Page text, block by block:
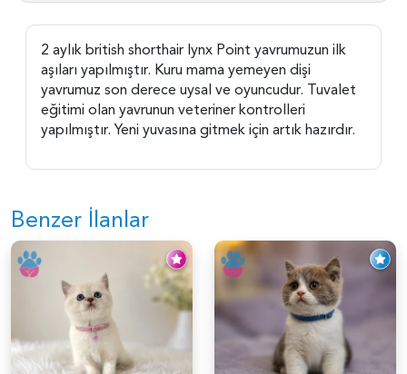
2 aylık british shorthair lynx Point yavrumuzun ilk
aşıları yapılmıştır. Kuru mama yemeyen dişi
yavrumuz son derece uysal ve oyuncudur. Tuvalet
eğitimi olan yavrunun veteriner kontrolleri
yapılmıştır. Yeni yuvasına gitmek için artık hazırdır.
Benzer İlanlar